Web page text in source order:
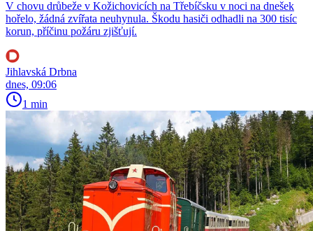
V chovu drůbeže v Kožichovicích na Třebíčsku v noci na dnešek
hořelo, žádná zvířata neuhynula. Škodu hasiči odhadli na 300 tisíc
korun, příčinu požáru zjišťují.
Jihlavská Drbna
dnes, 09:06
1 min